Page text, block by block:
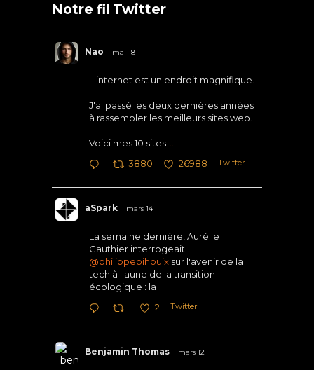
Notre fil Twitter
Nao mai 18
L'internet est un endroit magnifique.
J'ai passé les deux dernières années
à rassembler les meilleurs sites web.
Voici mes 10 sites
3880 26988 Twitter
aSpark mars 14
La semaine dernière, Aurélie
Gauthier interrogeait
@philippebihouix sur l'avenir de la
tech à l'aune de la transition
écologique : la
2 Twitter
Benjamin Thomas mars 12